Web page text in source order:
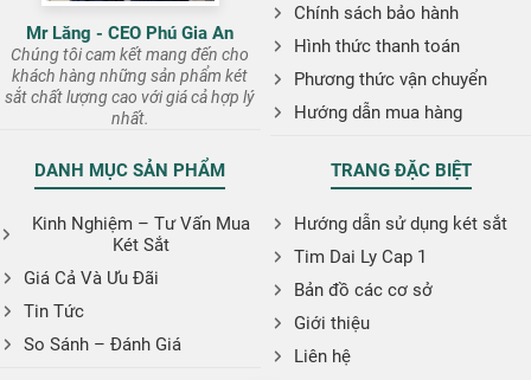
Mr Lăng - CEO Phú Gia An
Chúng tôi cam kết mang đến cho
khách hàng những sản phẩm két
sắt chất lượng cao với giá cả hợp lý
nhất.
Chính sách bảo hành
Hình thức thanh toán
Phương thức vận chuyển
Hướng dẫn mua hàng
DANH MỤC SẢN PHẨM
Kinh Nghiệm – Tư Vấn Mua
Két Sắt
Giá Cả Và Ưu Đãi
Tin Tức
So Sánh – Đánh Giá
TRANG ĐẶC BIỆT
Hướng dẫn sử dụng két sắt
Tim Dai Ly Cap 1
Bản đồ các cơ sở
Giới thiệu
Liên hệ